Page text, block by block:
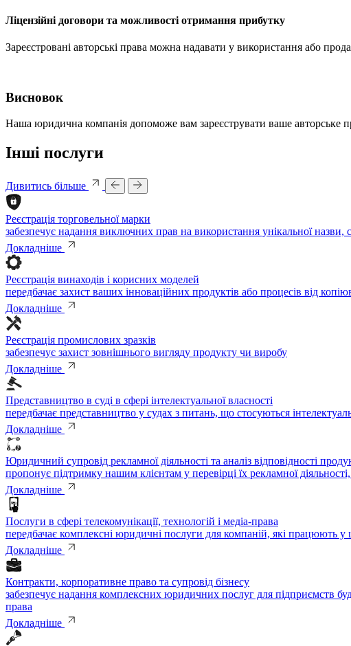
Ліцензійні договори та можливості отримання прибутку
Зареєстровані авторські права можна надавати у використання або
Висновок
Наша юридична компанія допоможе вам зареєструвати ваше авторське
Інші послуги
Дивитись більше
Реєстрація торговельної марки
забезпечує надання виключних прав на використання унікальної назви,
Докладніше
Реєстрація винаходів і корисних моделей
передбачає захист ваших інноваційних продуктів або процесів від
Докладніше
Реєстрація промислових зразків
забезпечує захист зовнішнього вигляду продукту чи виробу
Докладніше
Представництво в суді в сфері інтелектуальної власності
передбачає представництво у судах з питань, що стосуються
Докладніше
Юридичний супровід рекламної діяльності та аналіз відповідності
пропонує підтримку нашим клієнтам у перевірці їх рекламної
Докладніше
Послуги в сфері телекомунікації, технологій і медіа-права
передбачає комплексні юридичні послуги для компаній, які працюють у
Докладніше
Контракти, корпоративне право та супровід бізнесу
забезпечує надання комплексних юридичних послуг для підприємств
права
Докладніше